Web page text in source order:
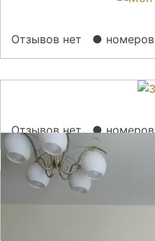
Отзывов нет ● номеров
Отзывов нет ● номеров